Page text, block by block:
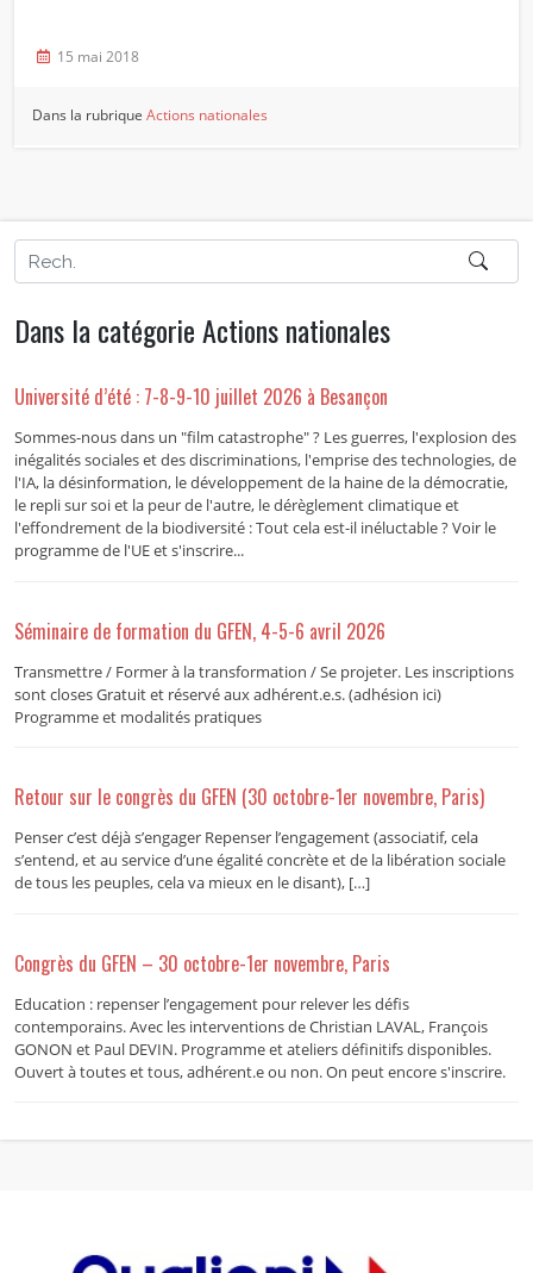
15 mai 2018
Dans la rubriqueActions nationales
Dans la catégorie Actions nationales
Université d’été : 7-8-9-10 juillet 2026 à Besançon
Sommes-nous dans un "film catastrophe" ? Les guerres, l'explosion des
inégalités sociales et des discriminations, l'emprise des technologies, de
l'IA, la désinformation, le développement de la haine de la démocratie,
le repli sur soi et la peur de l'autre, le dérèglement climatique et
l'effondrement de la biodiversité : Tout cela est-il inéluctable ? Voir le
programme de l'UE et s'inscrire...
Séminaire de formation du GFEN, 4-5-6 avril 2026
Transmettre / Former à la transformation / Se projeter. Les inscriptions
sont closes Gratuit et réservé aux adhérent.e.s. (adhésion ici)
Programme et modalités pratiques
Retour sur le congrès du GFEN (30 octobre-1er novembre, Paris)
Penser c’est déjà s’engager Repenser l’engagement (associatif, cela
s’entend, et au service d’une égalité concrète et de la libération sociale
de tous les peuples, cela va mieux en le disant), […]
Congrès du GFEN – 30 octobre-1er novembre, Paris
Education : repenser l’engagement pour relever les défis
contemporains. Avec les interventions de Christian LAVAL, François
GONON et Paul DEVIN. Programme et ateliers définitifs disponibles.
Ouvert à toutes et tous, adhérent.e ou non. On peut encore s'inscrire.